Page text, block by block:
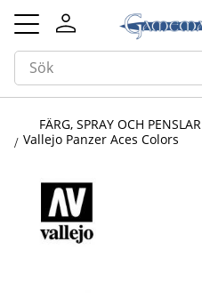
Meny
FÄRG, SPRAY OCH PENSLAR
Vallejo Panzer Aces Colors